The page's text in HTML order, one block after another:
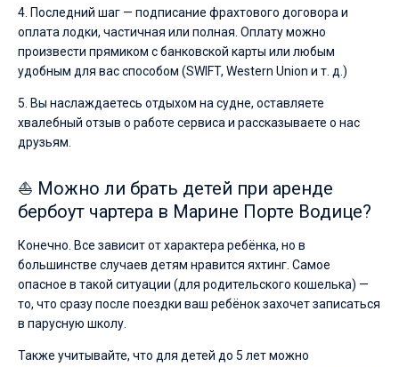
4. Последний шаг — подписание фрахтового договора и
оплата лодки, частичная или полная. Оплату можно
произвести прямиком с банковской карты или любым
удобным для вас способом (SWIFT, Western Union и т. д.)
5. Вы наслаждаетесь отдыхом на судне, оставляете
хвалебный отзыв о работе сервиса и рассказываете о нас
друзьям.
⛵ Можно ли брать детей при аренде
бербоут чартера в Марине Порте Водице?
Конечно. Все зависит от характера ребёнка, но в
большинстве случаев детям нравится яхтинг. Самое
опасное в такой ситуации (для родительского кошелька) —
то, что сразу после поездки ваш ребёнок захочет записаться
в парусную школу.
Также учитывайте, что для детей до 5 лет можно